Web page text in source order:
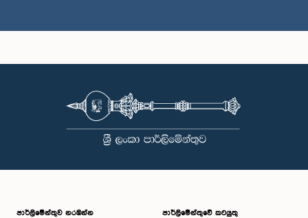
ප.ව. 1:00 - ප.ව. 1:10
පාර්ලි‌මේන්තුව නරඹන්න පාර්ලිමේන්තුවේ කටයුතු